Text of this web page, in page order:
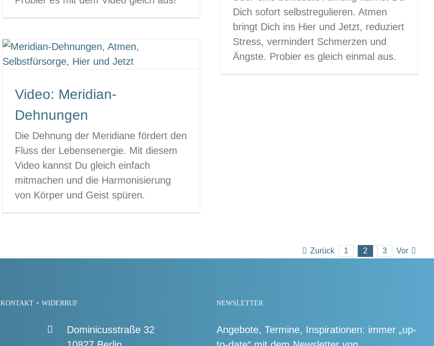
Dich sofort selbstregulieren. Atmen
bringt Dich ins Hier und Jetzt, reduziert
Stress, vermindert Schmerzen und
Ängste. Probier es gleich einmal aus.
Video: Meridian-
Dehnungen
Die Dehnung der Meridiane fördert den
Fluss der Lebensenergie. Mit diesem
Video kannst Du gleich einfach
mitmachen und die Harmonisierung
von Körper und Geist spüren.
Zurück 1 2 3 Vor
KONTAKT + WIDERRUF
Dominicusstraße 32
NEWSLETTER
Angebote, Termine, Inspirationen: immer „up-